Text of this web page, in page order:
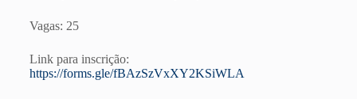
Vagas: 25
Link para inscrição:
https://forms.gle/fBAzSzVxXY2KSiWLA